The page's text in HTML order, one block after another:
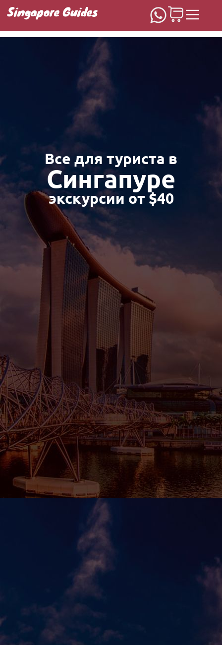
Singapore Guides
Домашняя
Все для туриста в
Сингапуре
экскурсии от $40